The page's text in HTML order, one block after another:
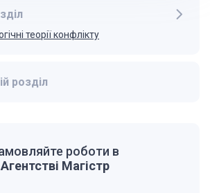
розділ
теорії конфлікту
роботи в
Агентстві Магістр